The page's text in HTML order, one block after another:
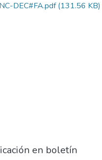
DEC#FA.pdf(131.56 KB)
en boletín